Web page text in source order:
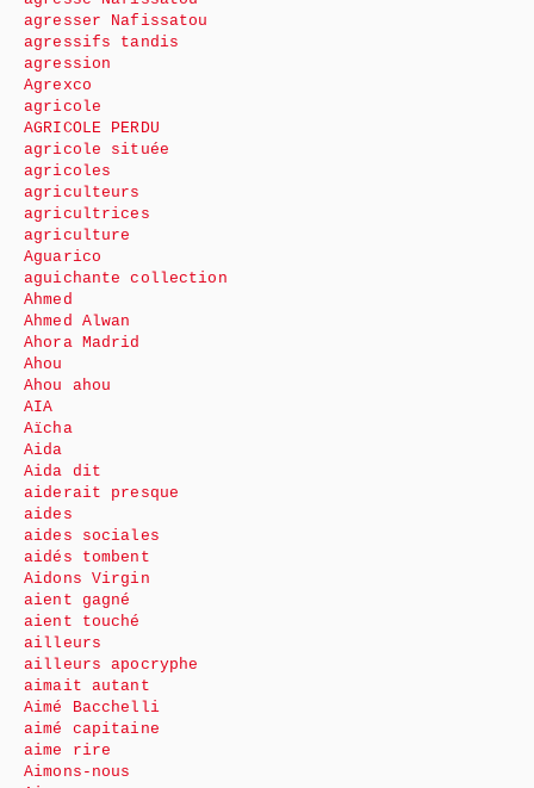
agresser Nafissatou
agressifs tandis
agression
Agrexco
agricole
AGRICOLE PERDU
agricole située
agricoles
agriculteurs
agricultrices
agriculture
Aguarico
aguichante collection
Ahmed
Ahmed Alwan
Ahora Madrid
Ahou
Ahou ahou
AIA
Aïcha
Aida
Aida dit
aiderait presque
aides
aides sociales
aidés tombent
Aidons Virgin
aient gagné
aient touché
ailleurs
ailleurs apocryphe
aimait autant
Aimé Bacchelli
aimé capitaine
aime rire
Aimons-nous